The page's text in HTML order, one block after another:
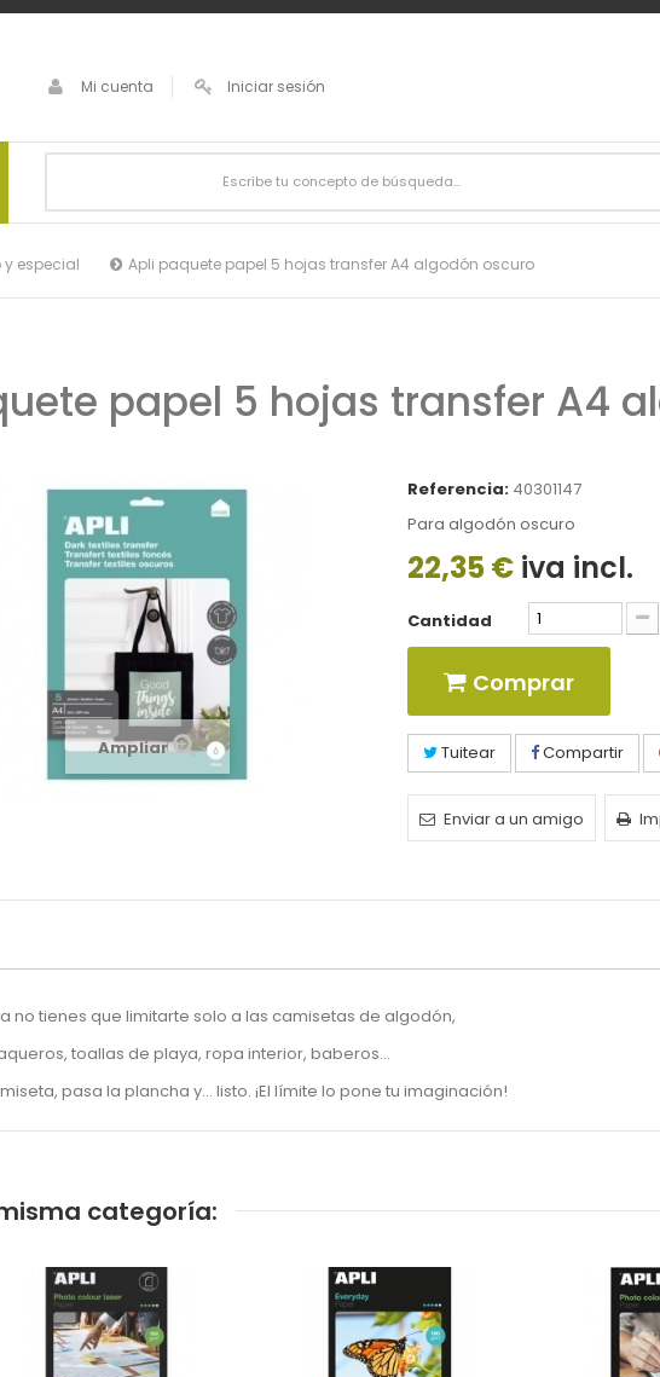
Mi cuenta Iniciar sesión
especial Apli paquete papel 5 hojas transfer A4 algodón oscuro
papel 5 hojas transfer A4
Ampliar
Referencia: 40301147
Para algodón oscuro
22,35 €iva incl.
Cantidad
Comprar
Tuitear Compartir
Enviar a un amigo
no tienes que limitarte solo a las camisetas de algodón,
toallas de playa, ropa interior, baberos...
pasa la plancha y... listo. ¡El límite lo pone tu imaginación!
categoría: